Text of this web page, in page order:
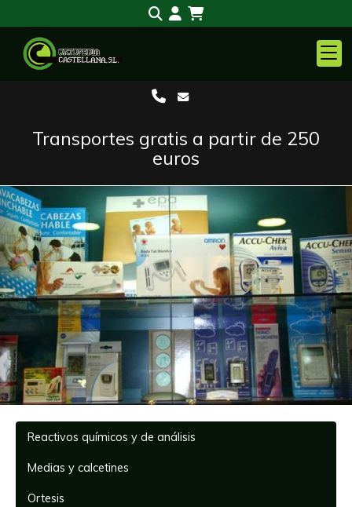
Transportes gratis a partir de 250
euros
Anterior
Reactivos químicos y de análisis
Medias y calcetines
Ortesis